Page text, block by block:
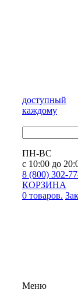
доступный
каждому
ПН-ВС
с 10:00 до
8 (800) 302-
КОРЗИНА
0 товаров.
Меню